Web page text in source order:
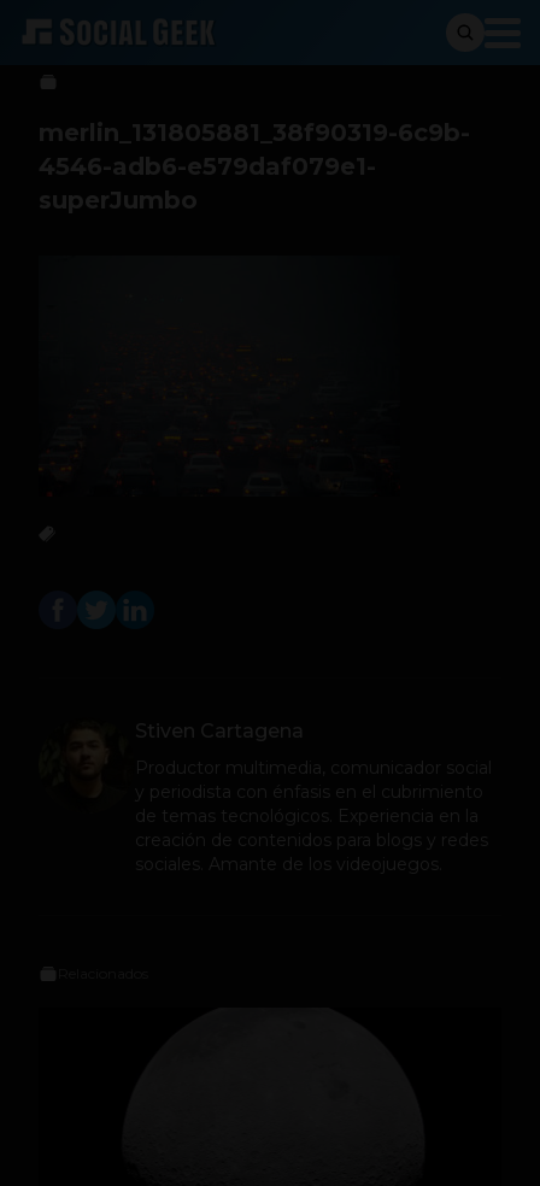
Stiven Cartagena 17 de junio de 2019
merlin_131805881_38f90319-6c9b-
4546-adb6-e579daf079e1-
superJumbo
Stiven Cartagena
Productor multimedia, comunicador social
y periodista con énfasis en el cubrimiento
de temas tecnológicos. Experiencia en la
creación de contenidos para blogs y redes
sociales. Amante de los videojuegos.